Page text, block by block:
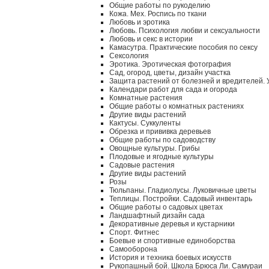
Общие работы по рукоделию
Кожа. Мех. Роспись по ткани
Любовь и эротика
Любовь. Психология любви и сексуальности
Любовь и секс в истории
Камасутра. Практические пособия по сексу
Сексология
Эротика. Эротическая фотография
Сад, огород, цветы, дизайн участка
Защита растений от болезней и вредителей.
Календари работ для сада и огорода
Комнатные растения
Общие работы о комнатных растениях
Другие виды растений
Кактусы. Суккуленты
Обрезка и прививка деревьев
Общие работы по садоводству
Овощные культуры. Грибы
Плодовые и ягодные культуры
Садовые растения
Другие виды растений
Розы
Тюльпаны. Гладиолусы. Луковичные цветы
Теплицы. Постройки. Садовый инвентарь
Общие работы о садовых цветах
Ландшафтный дизайн сада
Декоративные деревья и кустарники
Спорт. Фитнес
Боевые и спортивные единоборства
Самооборона
История и техника боевых искусств
Рукопашный бой. Школа Брюса Ли. Самураи